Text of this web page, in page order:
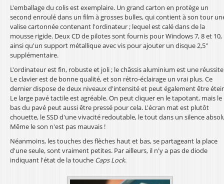
L'emballage du colis est exemplaire. Un grand carton en protège un
second enroulé dans un film à grosses bulles, qui contient à son tour
valise cartonnée contenant l'ordinateur ; lequel est calé dans de la
mousse rigide. Deux CD de pilotes sont fournis pour Windows 7, 8 et 10,
ainsi qu'un support métallique avec vis pour ajouter un disque 2,5"
supplémentaire.
L'ordinateur est fin, robuste et joli ; le châssis aluminium est une
Le clavier est de bonne qualité, et son rétro-éclairage un vrai plus. Ce
dernier dispose de deux niveaux d'intensité et peut également être
Le large pavé tactile est agréable. On peut cliquer en le tapotant, mais le
bas du pavé peut aussi être pressé pour cela. L'écran mat est plutôt
chouette, le SSD d'une vivacité redoutable, le tout dans un silence
Même le son n'est pas mauvais !
Néanmoins, les touches des flèches haut et bas, se partageant la place
d'une seule, sont vraiment petites. Par ailleurs, il n'y a pas de diode
indiquant l'état de la touche Caps Lock.